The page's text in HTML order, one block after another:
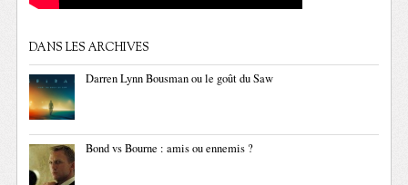
DANS LES ARCHIVES
Darren Lynn Bousman ou le goût du Saw
Bond vs Bourne : amis ou ennemis ?